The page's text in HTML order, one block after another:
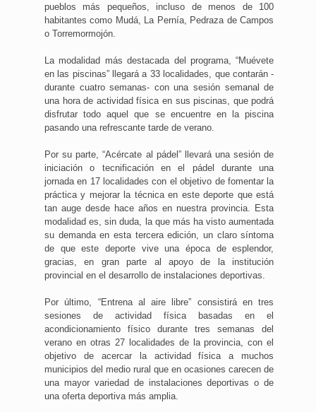
pueblos más pequeños, incluso de menos de 100
habitantes como Mudá, La Pernía, Pedraza de Campos
o Torremormojón.
La modalidad más destacada del programa, “Muévete
en las piscinas” llegará a 33 localidades, que contarán -
durante cuatro semanas- con una sesión semanal de
una hora de actividad física en sus piscinas, que podrá
disfrutar todo aquel que se encuentre en la piscina
pasando una refrescante tarde de verano.
Por su parte, “Acércate al pádel” llevará una sesión de
iniciación o tecnificación en el pádel durante una
jornada en 17 localidades con el objetivo de fomentar la
práctica y mejorar la técnica en este deporte que está
tan auge desde hace años en nuestra provincia. Esta
modalidad es, sin duda, la que más ha visto aumentada
su demanda en esta tercera edición, un claro síntoma
de que este deporte vive una época de esplendor,
gracias, en gran parte al apoyo de la institución
provincial en el desarrollo de instalaciones deportivas.
Por último, “Entrena al aire libre” consistirá en tres
sesiones de actividad física basadas en el
acondicionamiento físico durante tres semanas del
verano en otras 27 localidades de la provincia, con el
objetivo de acercar la actividad física a muchos
municipios del medio rural que en ocasiones carecen de
una mayor variedad de instalaciones deportivas o de
una oferta deportiva más amplia.